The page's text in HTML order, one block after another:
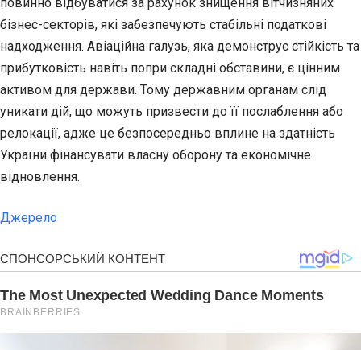
бізнес-секторів, які забезпечують стабільні податкові
надходження. Авіаційна галузь, яка демонструє стійкість та
прибутковість навіть попри складні обставини, є цінним
активом для держави. Тому державним органам слід
уникати дій, що можуть призвести до її послаблення або
релокації, адже це безпосередньо вплине на здатність
України фінансувати власну оборону та економічне
відновлення.
Джерело